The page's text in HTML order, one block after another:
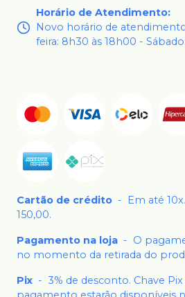
Horário de Atendimento:
Novo horário de
feira: 8h30 às 18h00 -
Cartão de crédito -
Em até
150,00.
Pagamento na loja - O
no momento da retirada do
Pix - 3% de desconto. Chave